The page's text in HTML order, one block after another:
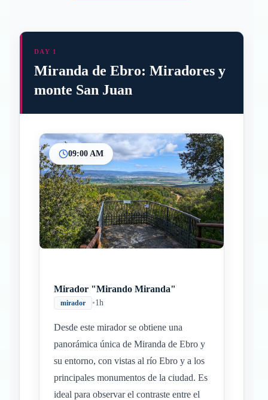
DAY 1
Miranda de Ebro: Miradores y
monte San Juan
09:00 AM
Mirador "Mirando Miranda"
mirador •1h
Desde este mirador se obtiene una
panorámica única de Miranda de Ebro y
su entorno, con vistas al río Ebro y a los
principales monumentos de la ciudad. Es
ideal para observar el contraste entre el